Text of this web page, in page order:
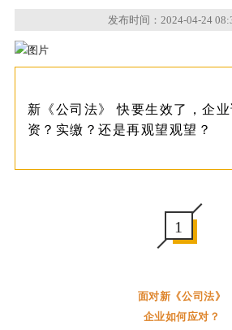
发布时间：2024-04-24
新《公司法》 快要生效了，企
资？实缴？还是再观望观望？
1
面对新《公司法》
企业如何应对？